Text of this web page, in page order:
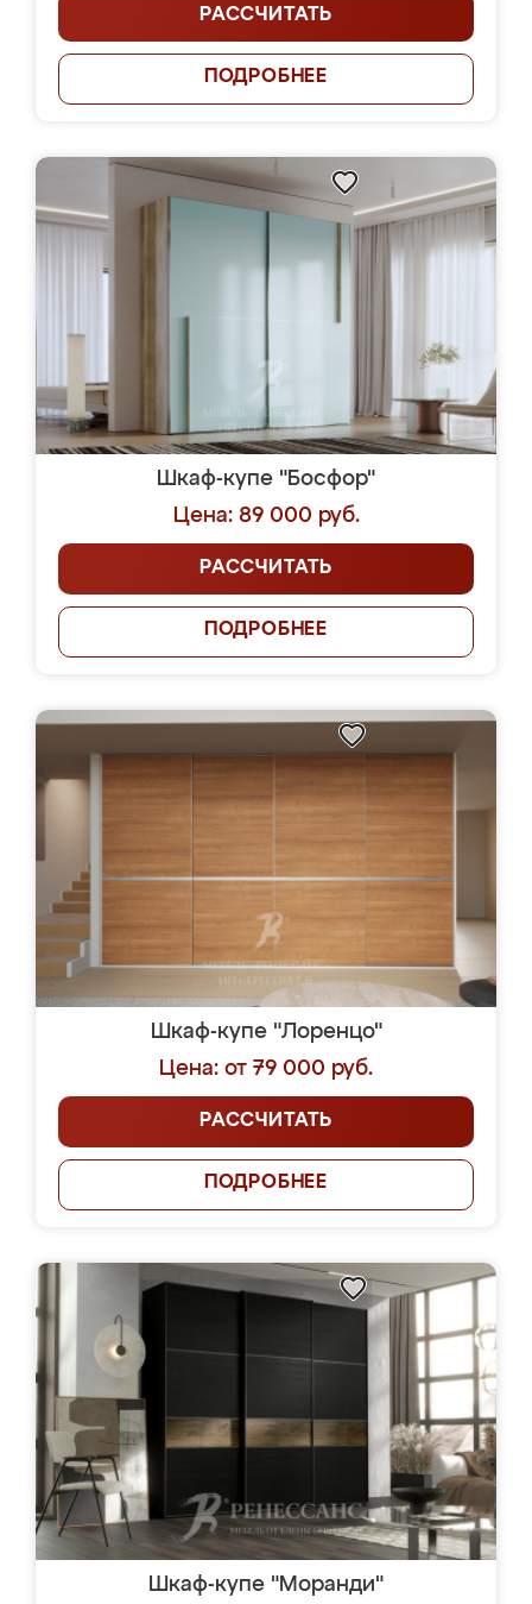
РАССЧИТАТЬ
ПОДРОБНЕЕ
Шкаф-купе "Босфор"
Цена: 89 000 руб.
РАССЧИТАТЬ
ПОДРОБНЕЕ
Шкаф-купе "Лоренцо"
Цена: от 79 000 руб.
РАССЧИТАТЬ
ПОДРОБНЕЕ
Шкаф-купе "Моранди"